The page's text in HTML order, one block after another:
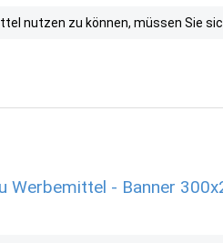
nutzen zu können, müssen Sie
Werbemittel - Banner